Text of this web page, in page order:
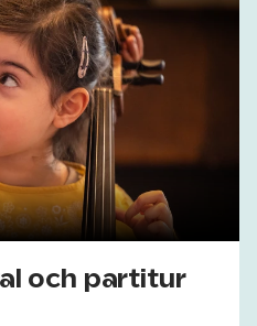
och partitur